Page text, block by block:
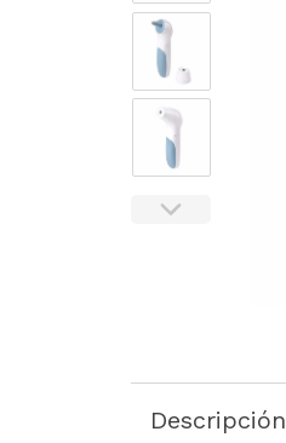
Descripción